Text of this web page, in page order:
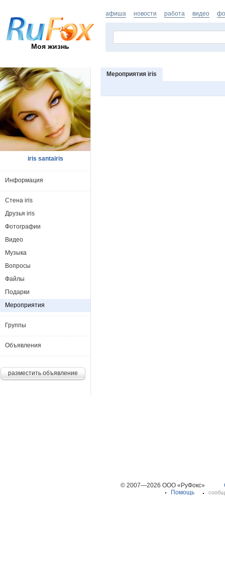
Моя жизнь
афиша новости работа видео
Мероприятия iris
iris santairis
Информация
Стена iris
Друзья iris
Фотографии
Видео
Музыка
Вопросы
Файлы
Подарки
Мероприятия
Группы
Объявления
разместить объявление
© 2007—2026 ООО «РуФокс»
Помощь